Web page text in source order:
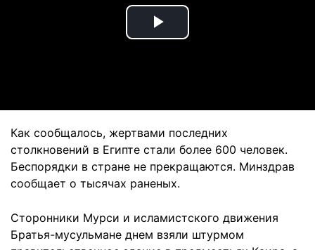
Play
Как сообщалось, жертвами последних
столкновений в Египте стали более 600 человек.
Беспорядки в стране не прекращаются. Минздрав
сообщает о тысячах раненых.
Сторонники Мурси и исламистского движения
Братья-мусульмане днем взяли штурмом